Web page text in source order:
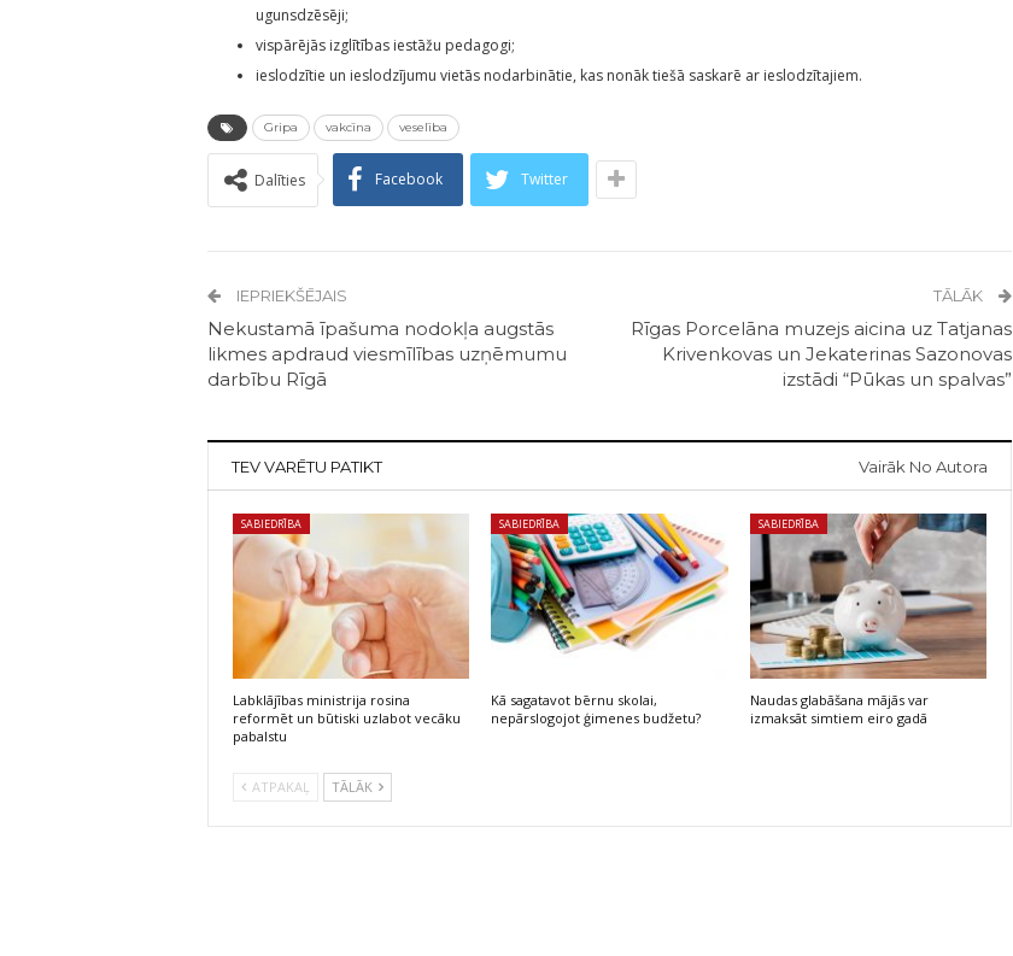
ugunsdzēsēji;
vispārējās izglītības iestāžu pedagogi;
ieslodzītie un ieslodzījumu vietās nodarbinātie, kas nonāk tiešā saskarē ar ieslodzītajiem.
Gripa vakcīna veselība
Dalīties Facebook Twitter
IEPRIEKŠĒJAIS
Nekustamā īpašuma nodokļa augstās
likmes apdraud viesmīlības uzņēmumu
darbību Rīgā
TĀLĀK
Rīgas Porcelāna muzejs aicina uz Tatjanas
Krivenkovas un Jekaterinas Sazonovas
izstādi “Pūkas un spalvas”
TEV VARĒTU PATIKT Vairāk No Autora
SABIEDRĪBA
Labklājības ministrija rosina
reformēt un būtiski uzlabot vecāku
pabalstu
SABIEDRĪBA
Kā sagatavot bērnu skolai,
nepārslogojot ģimenes budžetu?
SABIEDRĪBA
Naudas glabāšana mājās var
izmaksāt simtiem eiro gadā
ATPAKAĻ TĀLĀK